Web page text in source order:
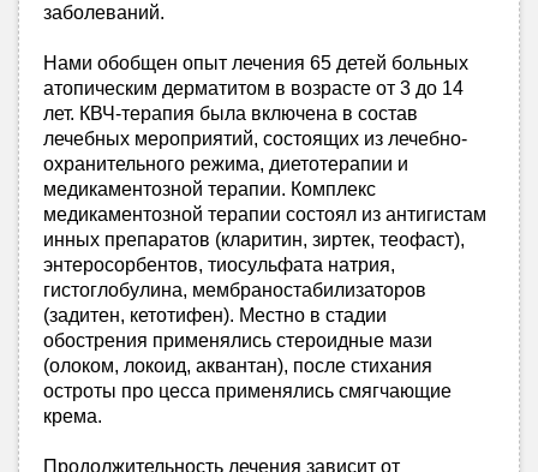
заболеваний.
Нами обобщен опыт лечения 65 детей больных
атопическим дерматитом в возрасте от 3 до 14
лет. КВЧ-терапия была включена в состав
лечебных мероприятий, состоящих из лечебно-
охранительного режима, диетотерапии и
медикаментозной терапии. Комплекс
медикаментозной терапии состоял из антигистам
инных препаратов (кларитин, зиртек, теофаст),
энтеросорбентов, тиосульфата натрия,
гистоглобулина, мембраностабилизаторов
(задитен, кетотифен). Местно в стадии
обострения применялись стероидные мази
(олоком, локоид, аквантан), после стихания
остроты про цесса применялись смягчающие
крема.
Продолжительность лечения зависит от